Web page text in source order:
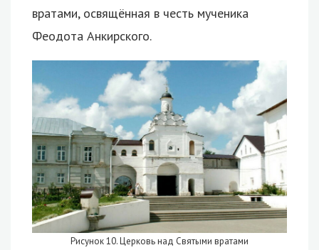
вратами, освящённая в честь мученика
Феодота Анкирского.
Рисунок 10. Церковь над Святыми вратами